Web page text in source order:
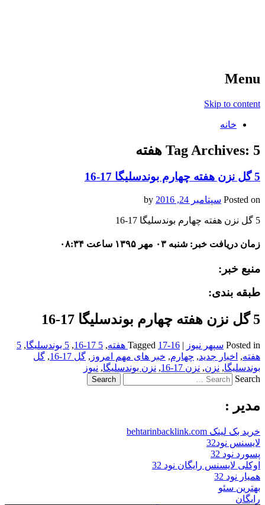
Menu
Skip to content
خانه
Tag Archives: 5 هفته
5 گل نزن هفته چهارم بوندسلیگا 17-16
Posted on سپتامبر 24, 2016
5 گل نزن هفته چهارم بوندسلیگا 17-16
زمان دریافت خبر: شنبه ۰۳ مهر ۱۳۹۵ ساعت ۰۸:۳۴
منبع خبر:
طبقه بندی:
5 گل نزن هفته چهارم بوندسلیگا 17-16
Posted in سپهر نیوز |
Tagged 17-16 هفته ,
5 17-16
, 5 بوندسلیگا ,
5
هفته, اخبار جدید, چهارم, خبر های مهم امروز , گل 17-16 , گل
بوندسلیگا, نزن, نزن 17-16 , نزن بوندسلیگا, نیوز
Search
مدیر :
خرید بک لینک behtarinbacklink.com
لایسنس نود32
پسورد نود 32
اوکلی لایسنس رایگان نود 32
همیار نود 32
بهترین سئو
رایگان